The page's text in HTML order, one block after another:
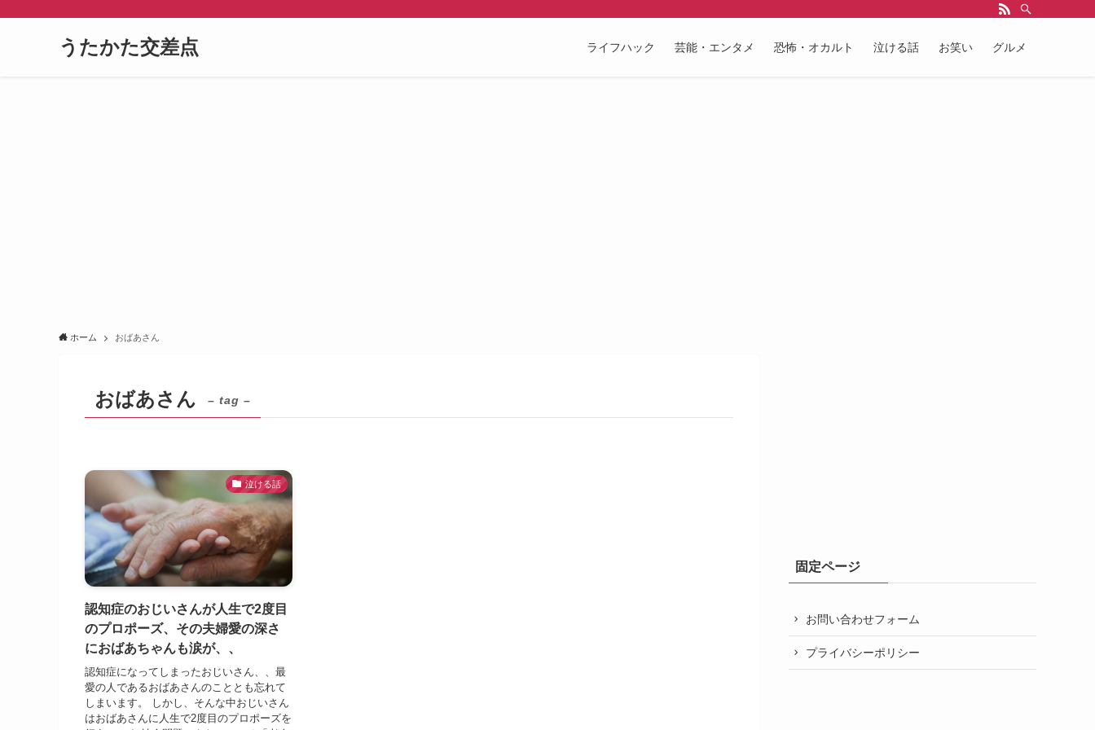
うたかた交差点 ライフハック 芸能・エンタメ 恐怖・オカルト 泣ける話 お笑い グルメ
ホーム おばあさん
おばあさん – tag –
泣ける話
認知症のおじいさんが人生で2度目
のプロポーズ、その夫婦愛の深さ
におばあちゃんも涙が、、
認知症になってしまったおじいさん、、最
愛の人であるおばあさんのこととも忘れて
しまいます。 しかし、そんな中おじいさん
はおばあさんに人生で2度目のプロポーズを
固定ページ
お問い合わせフォーム
プライバシーポリシー